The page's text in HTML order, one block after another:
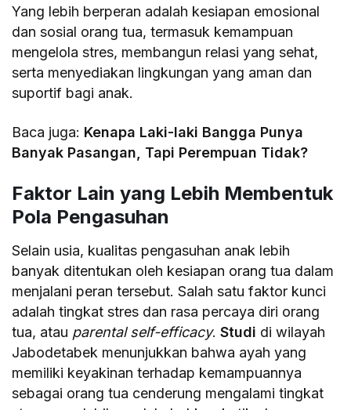
Yang lebih berperan adalah kesiapan emosional
dan sosial orang tua, termasuk kemampuan
mengelola stres, membangun relasi yang sehat,
serta menyediakan lingkungan yang aman dan
suportif bagi anak.
Baca juga: Kenapa Laki-laki Bangga Punya
Banyak Pasangan, Tapi Perempuan Tidak?
Faktor Lain yang Lebih Membentuk
Pola Pengasuhan
Selain usia, kualitas pengasuhan anak lebih
banyak ditentukan oleh kesiapan orang tua dalam
menjalani peran tersebut. Salah satu faktor kunci
adalah tingkat stres dan rasa percaya diri orang
tua, atau parental self-efficacy.Studi di wilayah
Jabodetabek menunjukkan bahwa ayah yang
memiliki keyakinan terhadap kemampuannya
sebagai orang tua cenderung mengalami tingkat